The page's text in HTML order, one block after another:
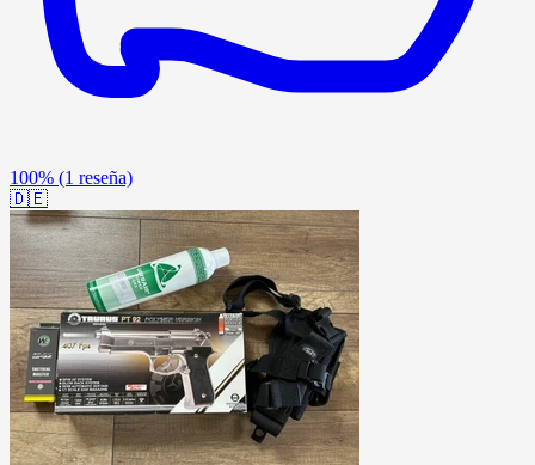
100% (1 reseña)
🇩🇪